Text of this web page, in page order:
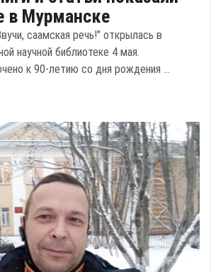
в Мурманске
саамская речь!" открылась в
научной библиотеке 4 мая.
к 90-летию со дня рождения ...